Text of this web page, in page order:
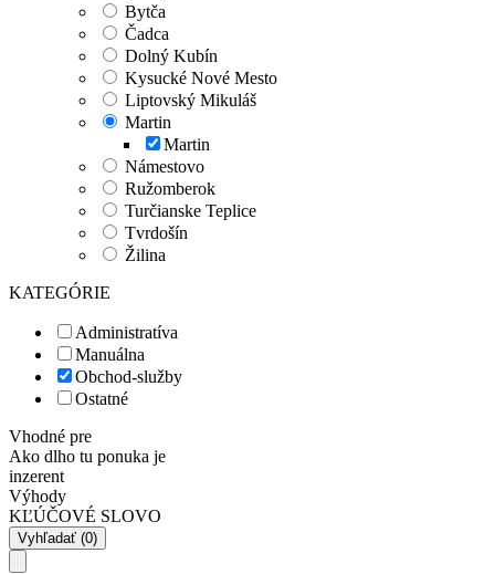
Bytča
Čadca
Dolný Kubín
Kysucké Nové Mesto
Liptovský Mikuláš
Martin
Martin
Námestovo
Ružomberok
Turčianske Teplice
Tvrdošín
Žilina
KATEGÓRIE
Administratíva
Manuálna
Obchod-služby
Ostatné
Vhodné pre
Ako dlho tu ponuka je
inzerent
Výhody
KĽÚČOVÉ SLOVO